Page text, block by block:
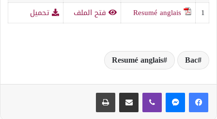
1
Resumé anglais فتح الملف تحميل
Bac
Resumé anglais